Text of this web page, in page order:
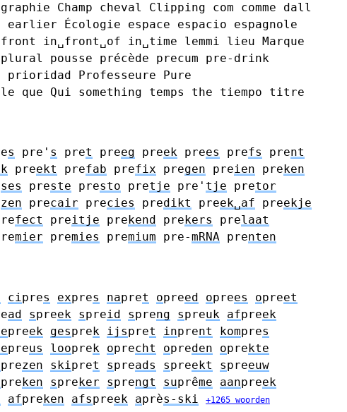
Champ cheval Clipping com comme
dall
earlier Écologie espace espacio
espagnole
in␣front␣of in␣time lemmi lieu Marque
plural pousse précède precum
pre-drink
prioridad Professeure
Pure
que Qui something temps the tiempo
titre
s pre' s pret preeg preek prees prefs prent
preekt prefab prefix pregen preien preken
ses preste presto pretje pre' tje pretor
zen precair precies predikt preek␣af preekje
fect preitje prekend prekers prelaat
mier premies premium pre-mRNA prenten
cipres expres napret opreed oprees opreet
ad spreek spreid spreng spreuk afpreek
preek gesprek ijspret inprent kompres
preus looprek oprecht opreden oprekte
prezen skipret spreads spreekt spreeuw
preken spreker sprengt suprême aanpreek
afpreken afspreek après-ski +1265 woorden